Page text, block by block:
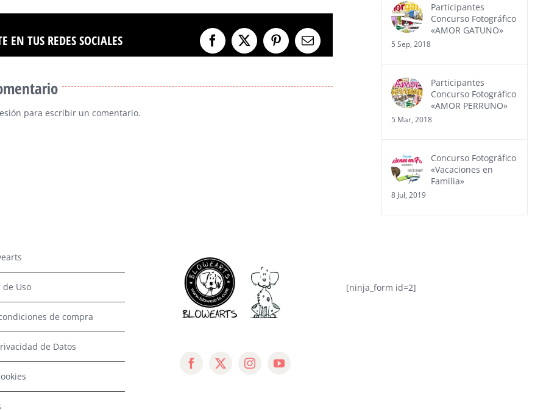
EN TUS REDES SOCIALES Facebook
X PinterestCorreo
electrónico
para escribir un comentario.
Participantes
Concurso Fotográfico
«AMOR GATUNO»
5 Sep, 2018
Participantes
Concurso Fotográfico
«AMOR PERRUNO»
5 Mar, 2018
Concurso Fotográfico
«Vacaciones en
Familia»
8 Jul, 2019
de Uso
de compra
de Datos
[ninja_form id=2]